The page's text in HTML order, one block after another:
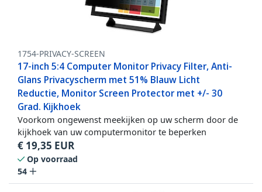
1754-PRIVACY-SCREEN
17-inch 5:4 Computer Monitor Privacy Filter, Anti-
Glans Privacyscherm met 51% Blauw Licht
Reductie, Monitor Screen Protector met +/- 30
Grad. Kijkhoek
Voorkom ongewenst meekijken op uw scherm door de
kijkhoek van uw computermonitor te beperken
€ 19,35 EUR
Op voorraad
54